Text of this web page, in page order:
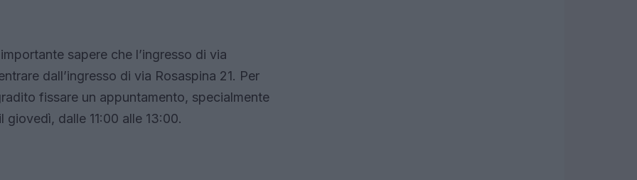
sapere che l’ingresso di via
dall’ingresso di via Rosaspina 21. Per
fissare un appuntamento, specialmente
dalle 11:00 alle 13:00.